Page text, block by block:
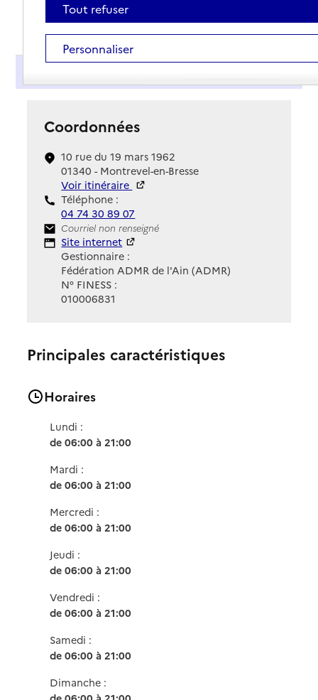
Tout déplier
Coordonnées
10 rue du 19 mars 1962
01340 - Montrevel-en-Bresse
Voir itinéraire
Téléphone :
04 74 30 89 07
Contact
Courriel non renseigné
Site Internet
Site internet
Gestionnaire :
Fédération ADMR de l'Ain (ADMR)
N° FINESS :
010006831
Principales caractéristiques
Horaires
Lundi :
de 06:00 à 21:00
Mardi :
de 06:00 à 21:00
Mercredi :
de 06:00 à 21:00
Jeudi :
de 06:00 à 21:00
Vendredi :
de 06:00 à 21:00
Samedi :
de 06:00 à 21:00
Dimanche :
Tout refuser
Personnaliser